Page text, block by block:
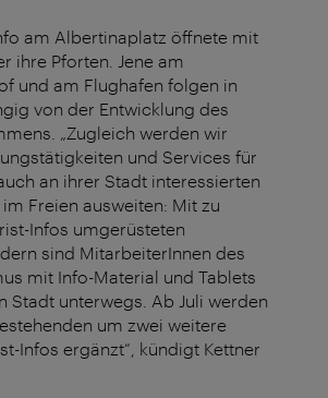
am Albertinaplatz öffnete mit
ihre Pforten. Jene am
und am Flughafen folgen in
von der Entwicklung des
„Zugleich werden wir
und Services für
an ihrer Stadt interessierten
Freien ausweiten: Mit zu
Infos umgerüsteten
sind MitarbeiterInnen des
mit Info-Material und Tablets
Stadt unterwegs. Ab Juli werden
um zwei weitere
Infos ergänzt“, kündigt Kettner